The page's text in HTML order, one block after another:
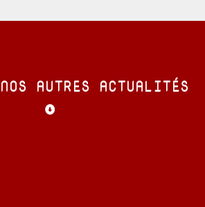
AUTRES ACTUALITÉS